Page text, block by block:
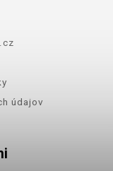
údajov